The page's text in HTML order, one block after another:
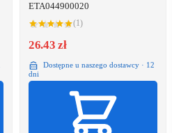
ETA044900020
(1)
26.43 zł
Dostępne u naszego dostawcy · 12
dni